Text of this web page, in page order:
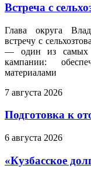
Встреча с
Глава округа
встречу с
— один из самых
кампании:
материалами
7 августа 2026
Подготовка к
6 августа 2026
«Кузбасское